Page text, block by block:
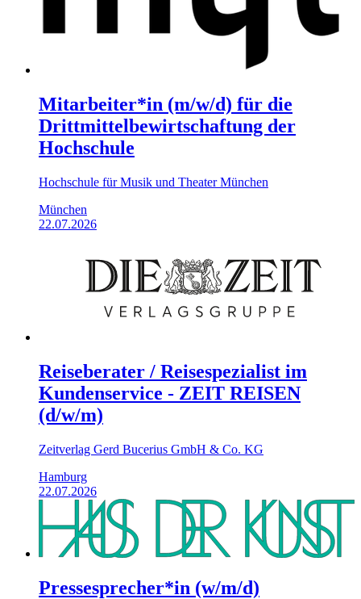
Mitarbeiter*in (m/w/d) für die
Drittmittelbewirtschaftung der
Hochschule
Hochschule für Musik und Theater München
München
22.07.2026
Reiseberater / Reisespezialist im
Kundenservice - ZEIT REISEN
(d/w/m)
Zeitverlag Gerd Bucerius GmbH & Co. KG
Hamburg
22.07.2026
Pressesprecher*in (w/m/d)